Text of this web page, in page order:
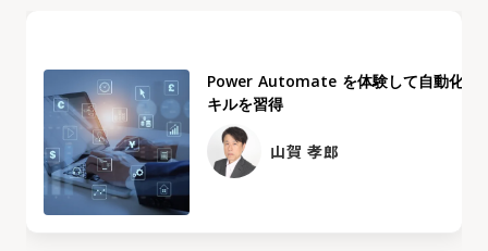
Power Automate を体験して自動化ス
キルを習得
山賀 孝郎